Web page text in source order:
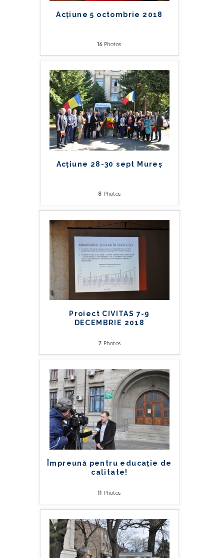
Acțiune 5 octombrie 2018
16Photos
Acțiune 28-30 sept Mureș
8 Photos
Proiect CIVITAS 7-9
DECEMBRIE 2018
7 Photos
Împreună pentru educație de
calitate!
11 Photos